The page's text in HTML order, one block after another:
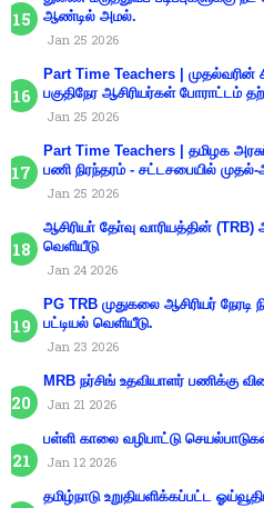
ஆண்டில் அமல்.
Jan 25 2026
Part Time Teachers | முதல்வரின்
பகுதிநேர ஆசிரியர்கள் போராட்டம்
Jan 25 2026
Part Time Teachers | தமிழக
பணி நிரந்தரம் - சட்டசபையில்
Jan 25 2026
ஆசிரியா் தோ்வு வாரியத்தின்
வெளியீடு
Jan 24 2026
PG TRB முதுகலை ஆசிரியர் நேரடி
பட்டியல் வெளியீடு.
Jan 23 2026
MRB நர்சிங் உதவியாளர் பணிக்கு
Jan 21 2026
பள்ளி காலை வழிபாட்டு
Jan 12 2026
தமிழ்நாடு உறுதியளிக்கப்பட்ட